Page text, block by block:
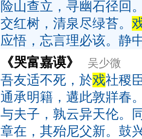
险山查立，寻幽石径回
交红树，清泉尽绿苔。
应悟，忘言理必该。静
《哭富嘉谟》
吴少微
吾友适不死，於戏社稷
通承明籍，遘此敦牂春
与夫子，孰云异天伦。
章在，其殆尼父新。鼓